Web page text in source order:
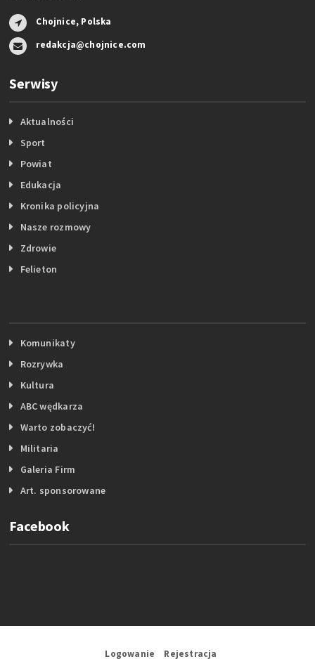
Chojnice, Polska
redakcja@chojnice.com
Serwisy
Aktualności
Sport
Powiat
Edukacja
Kronika policyjna
Nasze rozmowy
Zdrowie
Felieton
Komunikaty
Rozrywka
Kultura
ABC wędkarza
Warto zobaczyć!
Militaria
Galeria Firm
Art. sponsorowane
Facebook
Logowanie Rejestracja